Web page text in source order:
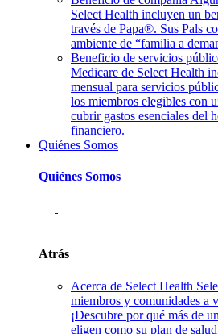
Select Health incluyen un
través de Papa®. Sus Pals
ambiente de “familia a
Beneficio de servicios
Medicare de Select Health
mensual para servicios
los miembros elegibles con
cubrir gastos esenciales del
financiero.
Quiénes Somos
Quiénes Somos
Atrás
Acerca de Select Health
miembros y comunidades a
¡Descubre por qué más de
eligen como su plan de